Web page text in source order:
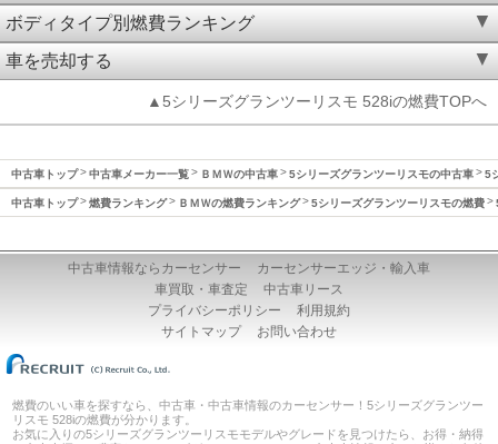
ボディタイプ別燃費ランキング
車を売却する
▲5シリーズグランツーリスモ 528iの燃費TOPへ
中古車トップ 中古車メーカー一覧 ＢＭＷの中古車 5シリーズグランツーリスモの中古車 5
中古車トップ 燃費ランキング ＢＭＷの燃費ランキング 5シリーズグランツーリスモの燃費
中古車情報ならカーセンサー
カーセンサーエッジ・輸入車
車買取・車査定
中古車リース
プライバシーポリシー
利用規約
サイトマップ
お問い合わせ
燃費のいい車を探すなら、中古車・中古車情報のカーセンサー！5シリーズグランツー
リスモ 528iの燃費が分かります。
お気に入りの5シリーズグランツーリスモモデルやグレードを見つけたら、お得・納得